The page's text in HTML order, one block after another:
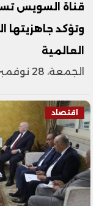
قناة السويس
وتؤكد جاهزيتها
العالمية
الجمعة، 28 نوفمبر 2025 02:58 م
اقتصاد